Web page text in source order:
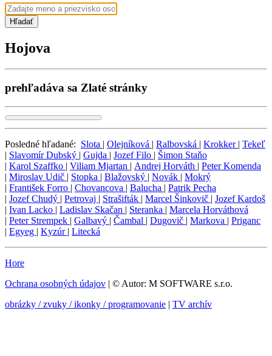
Hľadať
Hojova
prehľadáva sa Zlaté stránky
Posledné hľadané: Slota | Olejníková | Ralbovská | Krokker | Tekeľ
| Slavomír Dubský | Gujda | Jozef Filo | Šimon Staňo
| Karol Szaffko | Viliam Mjartan | Andrej Horváth | Peter Komenda
| Miroslav Udič | Stopka | Blažovský | Novák | Mokrý
| František Forro | Chovancova | Balucha | Patrik Pecha
| Jozef Chudý | Petrovaj | Strašifták | Marcel Šinkovič | Jozef Kardoš
| Ivan Lacko | Ladislav Skačan | Steranka | Marcela Horváthová
| Peter Strempek | Galbavý | Čambal | Dugovič | Markova | Priganc
| Egyeg | Kyzúr | Litecká
Hore
Ochrana osobných údajov | © Autor: M SOFTWARE s.r.o.
obrázky / zvuky / ikonky / programovanie | TV archív